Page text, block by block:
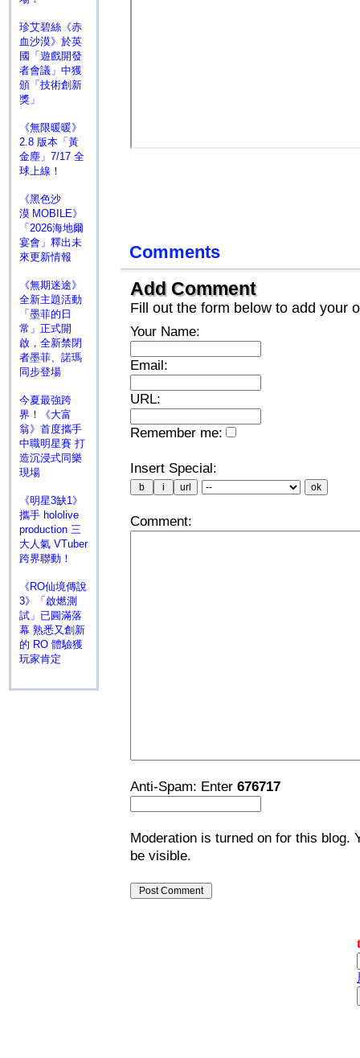
珍艾碧絲《赤
血沙漠》於英
國「遊戲開發
者會議」中獲
頒「技術創新
獎」
《無限暖暖》
2.8 版本「黃
金塵」7/17 全
球上線！
《黑色沙
漠 MOBILE》
「2026海地爾
宴會」釋出未
來更新情報
《無期迷途》
全新主題活動
「墨菲的日
常」正式開
啟，全新禁閉
者墨菲、諾瑪
同步登場
今夏最強跨
界！《大富
翁》首度攜手
中職明星賽 打
造沉浸式同樂
現場
《明星3缺1》
攜手 hololive
production 三
大人氣 VTuber
跨界聯動！
《RO仙境傳說
3》「啟燃測
試」已圓滿落
幕 熟悉又創新
的 RO 體驗獲
玩家肯定
Comments
Add Comment
Fill out the form below to add your
Your Name:
Email:
URL:
Remember me:
Insert Special:
Comment:
Anti-Spam: Enter 676717
Moderation is turned on for this blog.
be visible.